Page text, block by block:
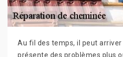
Au fil des temps, il peut
présente des problèmes plus